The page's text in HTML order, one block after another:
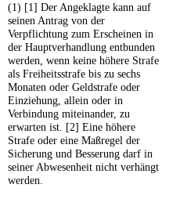
(1) [1] Der Angeklagte kann auf
seinen Antrag von der
Verpflichtung zum Erscheinen in
der Hauptverhandlung entbunden
werden, wenn keine höhere Strafe
als Freiheitsstrafe bis zu sechs
Monaten oder Geldstrafe oder
Einziehung, allein oder in
Verbindung miteinander, zu
erwarten ist. [2] Eine höhere
Strafe oder eine Maßregel der
Sicherung und Besserung darf in
seiner Abwesenheit nicht verhängt
werden.